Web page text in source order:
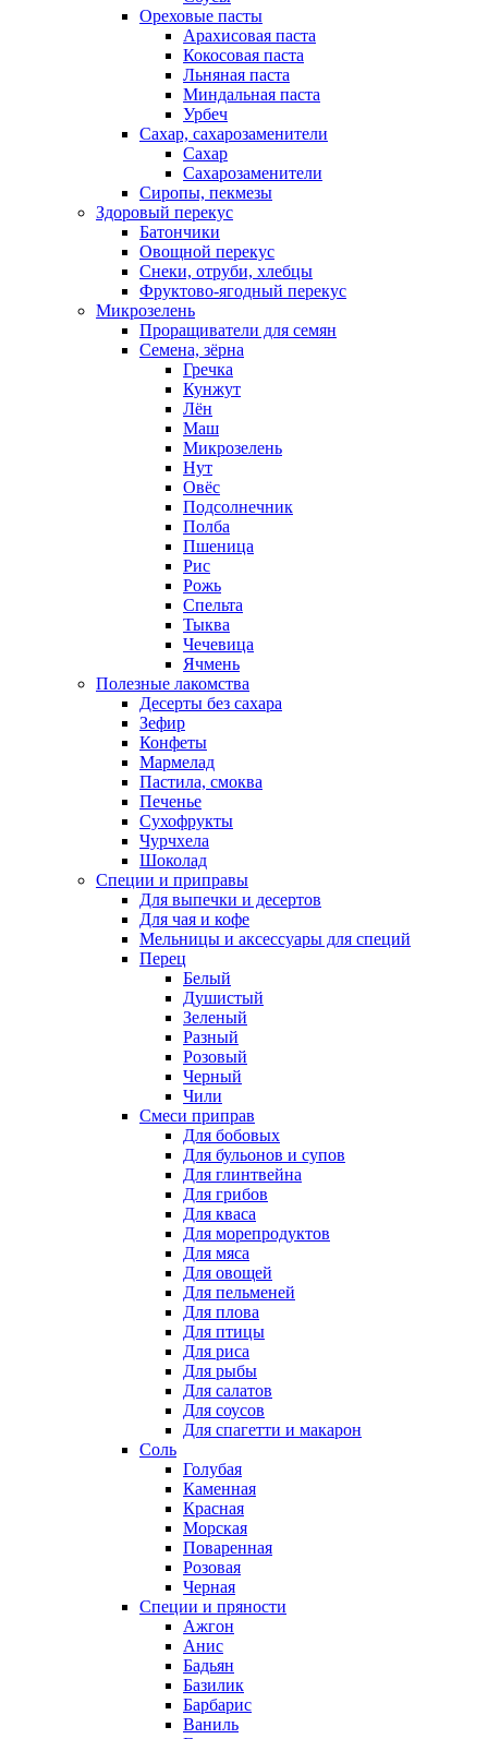
Ореховые пасты
Арахисовая паста
Кокосовая паста
Льняная паста
Миндальная паста
Урбеч
Сахар, сахарозаменители
Сахар
Сахарозаменители
Сиропы, пекмезы
Здоровый перекус
Батончики
Овощной перекус
Снеки, отруби, хлебцы
Фруктово-ягодный перекус
Микрозелень
Проращиватели для семян
Семена, зёрна
Гречка
Кунжут
Лён
Маш
Микрозелень
Нут
Овёс
Подсолнечник
Полба
Пшеница
Рис
Рожь
Спельта
Тыква
Чечевица
Ячмень
Полезные лакомства
Десерты без сахара
Зефир
Конфеты
Мармелад
Пастила, смоква
Печенье
Сухофрукты
Чурчхела
Шоколад
Специи и приправы
Для выпечки и десертов
Для чая и кофе
Мельницы и аксессуары для специй
Перец
Белый
Душистый
Зеленый
Разный
Розовый
Черный
Чили
Смеси приправ
Для бобовых
Для бульонов и супов
Для глинтвейна
Для грибов
Для кваса
Для морепродуктов
Для мяса
Для овощей
Для пельменей
Для плова
Для птицы
Для риса
Для рыбы
Для салатов
Для соусов
Для спагетти и макарон
Соль
Голубая
Каменная
Красная
Морская
Поваренная
Розовая
Черная
Специи и пряности
Ажгон
Анис
Бадьян
Базилик
Барбарис
Ваниль